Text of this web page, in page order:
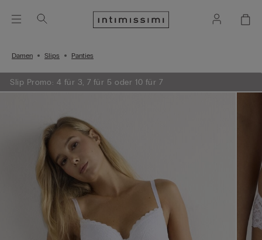
Damen Slips Panties
Slip Promo: 4 für 3, 7 für 5 oder 10 für 7